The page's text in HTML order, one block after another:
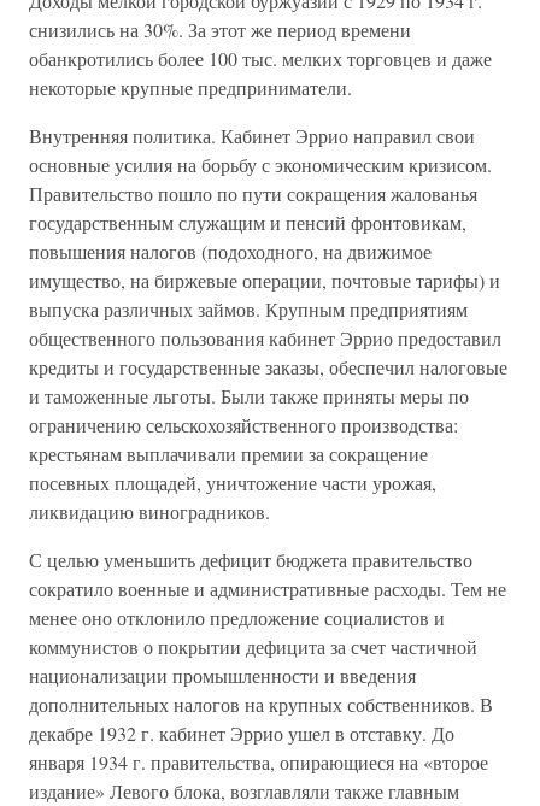
снизились на 30%. За этот же период времени
обанкротились более 100 тыс. мелких торговцев и даже
некоторые крупные предприниматели.
Внутренняя политика. Кабинет Эррио направил свои
основные усилия на борьбу с экономическим кризисом.
Правительство пошло по пути сокращения жалованья
государственным служащим и пенсий фронтовикам,
повышения налогов (подоходного, на движимое
имущество, на биржевые операции, почтовые тарифы) и
выпуска различных займов. Крупным предприятиям
общественного пользования кабинет Эррио предоставил
кредиты и государственные заказы, обеспечил налоговые
и таможенные льготы. Были также приняты меры по
ограничению сельскохозяйственного производства:
крестьянам выплачивали премии за сокращение
посевных площадей, уничтожение части урожая,
ликвидацию виноградников.
С целью уменьшить дефицит бюджета правительство
сократило военные и административные расходы. Тем не
менее оно отклонило предложение социалистов и
коммунистов о покрытии дефицита за счет частичной
национализации промышленности и введения
дополнительных налогов на крупных собственников. В
декабре 1932 г. кабинет Эррио ушел в отставку. До
января 1934 г. правительства, опирающиеся на «второе
издание» Левого блока, возглавляли также главным